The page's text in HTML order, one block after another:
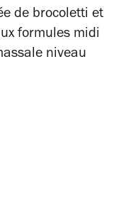
de brocoletti et
formules midi
niveau